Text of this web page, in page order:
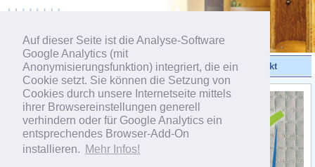
Auf dieser Seite ist die Analyse-Software
Google Analytics (mit
Anonymisierungsfunktion) integriert, die ein
Cookie setzt. Sie können die Setzung von
Cookies durch unsere Internetseite mittels
ihrer Browsereinstellungen generell
verhindern oder für Google Analytics ein
entsprechendes Browser-Add-On
installieren. Mehr Infos!
Videos Produkte Kontakt
powered by webEdition CMS